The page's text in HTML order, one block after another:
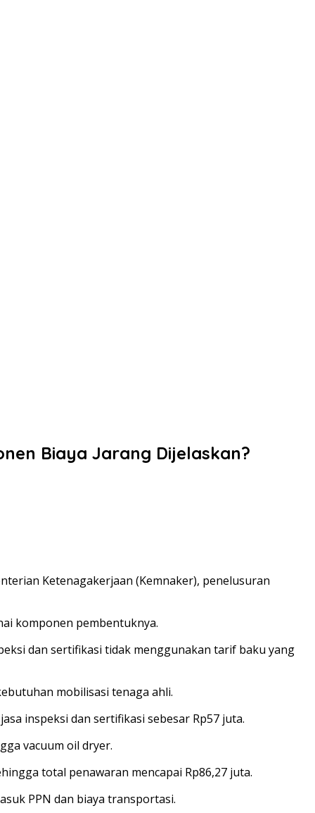
Biaya Jarang Dijelaskan?
Ketenagakerjaan (Kemnaker), penelusuran
komponen pembentuknya.
dan sertifikasi tidak menggunakan tarif baku yang
mobilisasi tenaga ahli.
inspeksi dan sertifikasi sebesar Rp57 juta.
vacuum oil dryer.
total penawaran mencapai Rp86,27 juta.
PPN dan biaya transportasi.